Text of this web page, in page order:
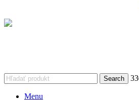
Search
Menu